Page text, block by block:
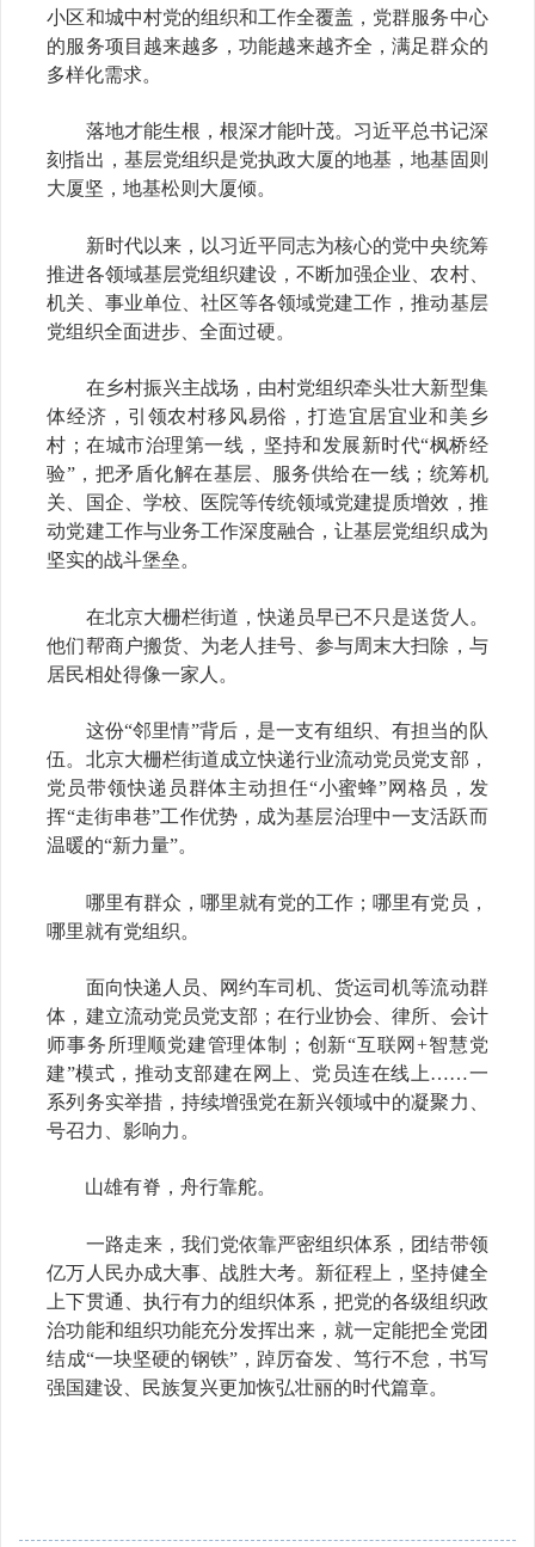
小区和城中村党的组织和工作全覆盖，党群服务中心
的服务项目越来越多，功能越来越齐全，满足群众的
多样化需求。
落地才能生根，根深才能叶茂。习近平总书记深
刻指出，基层党组织是党执政大厦的地基，地基固则
大厦坚，地基松则大厦倾。
新时代以来，以习近平同志为核心的党中央统筹
推进各领域基层党组织建设，不断加强企业、农村、
机关、事业单位、社区等各领域党建工作，推动基层
党组织全面进步、全面过硬。
在乡村振兴主战场，由村党组织牵头壮大新型集
体经济，引领农村移风易俗，打造宜居宜业和美乡
村；在城市治理第一线，坚持和发展新时代“枫桥经
验”，把矛盾化解在基层、服务供给在一线；统筹机
关、国企、学校、医院等传统领域党建提质增效，推
动党建工作与业务工作深度融合，让基层党组织成为
坚实的战斗堡垒。
在北京大栅栏街道，快递员早已不只是送货人。
他们帮商户搬货、为老人挂号、参与周末大扫除，与
居民相处得像一家人。
这份“邻里情”背后，是一支有组织、有担当的队
伍。北京大栅栏街道成立快递行业流动党员党支部，
党员带领快递员群体主动担任“小蜜蜂”网格员，发
挥“走街串巷”工作优势，成为基层治理中一支活跃而
温暖的“新力量”。
哪里有群众，哪里就有党的工作；哪里有党员，
哪里就有党组织。
面向快递人员、网约车司机、货运司机等流动群
体，建立流动党员党支部；在行业协会、律所、会计
师事务所理顺党建管理体制；创新“互联网+智慧党
建”模式，推动支部建在网上、党员连在线上……一
系列务实举措，持续增强党在新兴领域中的凝聚力、
号召力、影响力。
山雄有脊，舟行靠舵。
一路走来，我们党依靠严密组织体系，团结带领
亿万人民办成大事、战胜大考。新征程上，坚持健全
上下贯通、执行有力的组织体系，把党的各级组织政
治功能和组织功能充分发挥出来，就一定能把全党团
结成“一块坚硬的钢铁”，踔厉奋发、笃行不怠，书写
强国建设、民族复兴更加恢弘壮丽的时代篇章。